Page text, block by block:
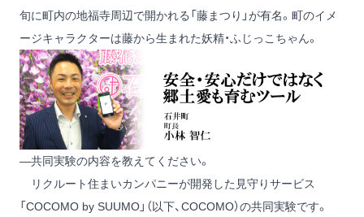
旬に町内の地福寺周辺で開かれる「藤まつり」が有名。町のイメ
ージキャラクターは藤から生まれた妖精・ふじっこちゃん。
―共同実験の内容を教えてください。
リクルート住まいカンパニーが開発した見守りサービス
「COCOMO by SUUMO」（以下、COCOMO）の共同実験です。